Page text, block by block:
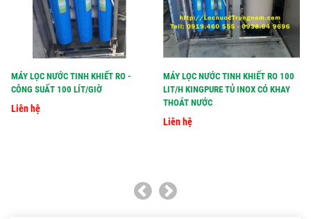
MÁY LỌC NƯỚC TINH KHIẾT RO -
CÔNG SUẤT 100 LÍT/GIỜ
Liên hệ
MÁY LỌC NƯỚC TINH KHIẾT RO 100
LIT/H KINGPURE TỦ INOX CÓ KHAY
THOÁT NƯỚC
Liên hệ